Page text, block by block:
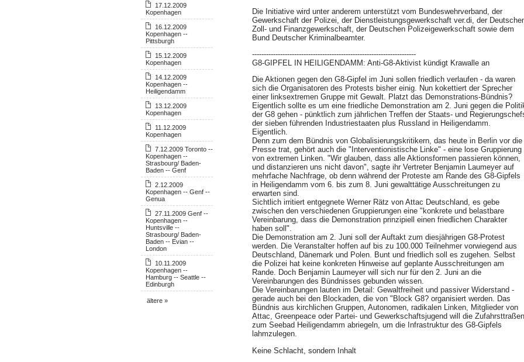
17.12.2009
Kopenhagen
16.12.2009
Kopenhagen --
Pittsburgh
15.12.2009
Kopenhagen
14.12.2009
Kopenhagen --
Heiligendamm
13.12.2009
Kopenhagen
11.12.2009
Kopenhagen
7.12.2009 Toronto --
Kopenhagen --
Strasbourg/ Baden-
Baden -- Genf
2.12.2009
Kopenhagen -- Genf --
Genua
27.11.2009 Genf --
Kopenhagen --
Huntsville --
Strasbourg/ Baden-
Baden -- Evian --
London
10.11.2009
Kopenhagen --
Hamburg -- Seattle --
Edinburgh
ältere »
Die Initiative wird unter anderem unterstützt vom Bundeswehrverband, der
Gewerkschaft der Polizei, der Dienstleistungsgewerkschaft ver.di, der
Zoll- und Finanzgewerkschaft, der Deutschen Polizeigewerkschaft sowie dem
Bund Deutscher Kriminalbeamter.
----------------------------------------------------------------------
G8-GIPFEL IN HEILIGENDAMM: Anti-G8-Aktivist kündigt Krawalle an
Die Aktionen gegen den G8-Gipfel im Juni sollen friedlich verlaufen - da waren
sich die Organisatoren des Protests bisher einig. Nun kokettiert der Sprecher
einer linksextremen Gruppe mit Gewalt. Platzt das Demonstrations-Bündnis?
Eigentlich sollte es um eine friedliche Demonstration am 2. Juni gegen die
der G8 gehen - pünktlich zum jährlichen Treffen der Staats- und
der sieben führenden Industriestaaten plus Russland in Heiligendamm.
Eigentlich.
Denn zum dem Bündnis von Globalisierungskritikern, das heute in Berlin vor die
Presse trat, gehört auch die "Interventionistische Linke" - eine lose Gruppierung
von extremen Linken. "Wir glauben, dass alle Aktionsformen passieren können,
und distanzieren uns nicht davon", sagte ihr Vertreter Benjamin Laumeyer auf
mehrfache Nachfrage, ob denn während der Proteste am Rande des G8-Gipfels
in Heiligendamm vom 6. bis zum 8. Juni gewalttätige Ausschreitungen zu
erwarten sind.
Sichtlich irritiert entgegnete Werner Rätz von Attac Deutschland, es gebe
zwischen den verschiedenen Gruppierungen eine "konkrete und belastbare
Vereinbarung, dass die Demonstration prinzipiell einen friedlichen Charakter
haben soll".
Die Demonstration am 2. Juni soll der Auftakt zum diesjährigen G8-Protest
werden. Die Veranstalter hoffen auf bis zu 100.000 Teilnehmer vorwiegend aus
Deutschland, Dänemark und Polen. Bunt und friedlich soll es zugehen. Selbst
die Polizei hat keine konkreten Hinweise auf geplante Ausschreitungen am
Rande. Doch Benjamin Laumeyer will sich nur für den 2. Juni an die
Vereinbarungen des Bündnisses gebunden wissen.
Die Vereinbarungen lauten im Detail: Gewaltfreiheit und passiver Widerstand -
gerade auch bei den Blockaden, die von "Block G8? organisiert werden. Das
Bündnis aus kirchlichen Gruppen, Autonomen, radikalen Linken, Mitglieder von
Attac, Greenpeace oder Partei- und Gewerkschaftsjugend will die Zufahrsttraßen
zum Seebad Heiligendamm abriegeln, um die Infrastruktur des G8-Gipfels
lahmzulegen.
Keine Schlacht, sondern Inhalt